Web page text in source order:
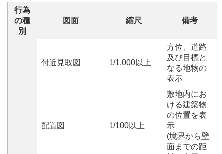
行為
の種
別
図面 縮尺 備考
付近見取図 1/1,000以上
方位、道路
及び目標と
なる地物の
表示
配置図 1/100以上
敷地内にお
ける建築物
の位置を表
示
(境界から壁
面までの距